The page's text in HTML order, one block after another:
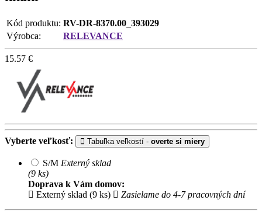
Kód produktu: RV-DR-8370.00_393029
Výrobca:
RELEVANCE
15.57 €
Vyberte veľkosť: Tabuľka veľkostí - overte si miery
S/M Externý sklad
(9 ks)
Doprava k Vám domov:
Externý sklad (9 ks)
Zasielame do 4-7 pracovných dní